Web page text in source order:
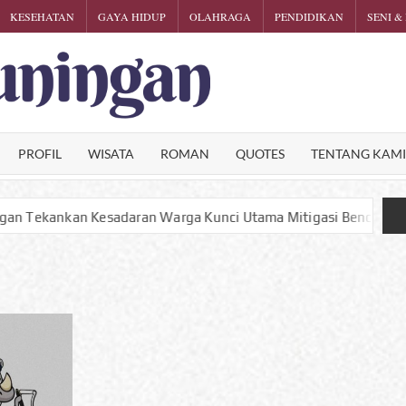
KESEHATAN GAYA HIDUP OLAHRAGA PENDIDIKAN SENI &
KUNINGAN
PROFIL WISATA ROMAN QUOTES TENTANG KAMI
Kunci Utama Mitigasi Bencana Satu Puntung